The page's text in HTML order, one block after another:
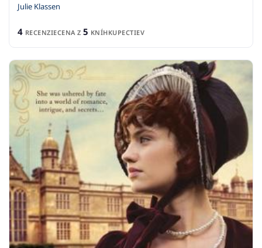
Julie Klassen
4 RECENZIECENA Z 5 KNÍHKUPECTIEV